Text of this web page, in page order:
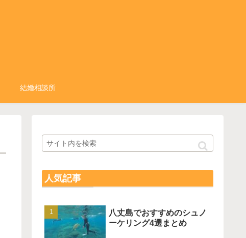
結婚相談所
人気記事
八丈島でおすすめのシュノ
ーケリング4選まとめ